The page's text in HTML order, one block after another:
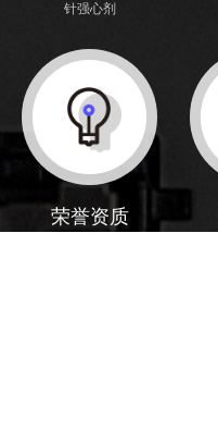
针强心剂
荣誉资质